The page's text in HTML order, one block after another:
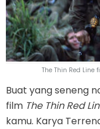
The Thin Red
Buat yang seneng
film The Thin Red
kamu. Karya